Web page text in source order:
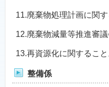
11.廃棄物処理計画に関す
12.廃棄物減量等推進審議
13.再資源化に関すること
整備係